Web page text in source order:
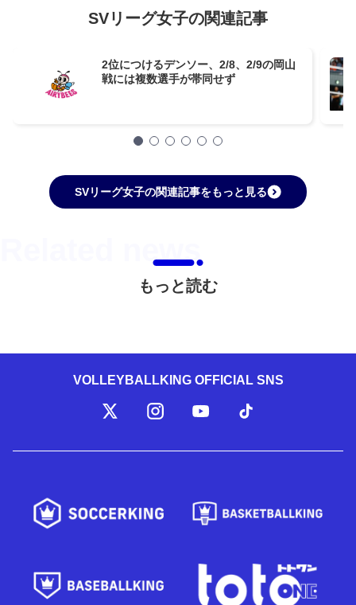
SVリーグ女子の関連記事
2位につけるデンソー、2/8、2/9の岡山
戦には複数選手が帯同せず
SVリーグ女子の関連記事をもっと見る
もっと読む
VOLLEYBALLKING OFFICIAL SNS